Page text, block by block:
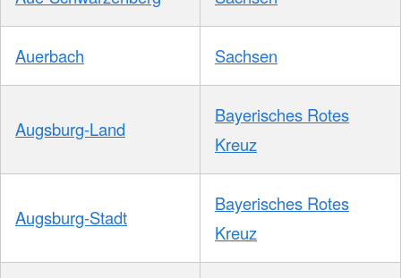
Auerbach Sachsen
Augsburg-Land
Bayerisches Rotes
Kreuz
Augsburg-Stadt
Bayerisches Rotes
Kreuz